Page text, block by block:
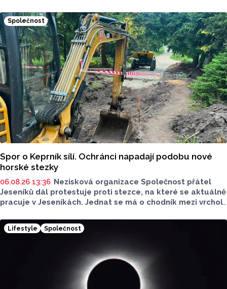
Na konci června vznikla na Facebooku stránka s názvem
Poděbrady bez závor a nelegálního parkovného, která
upozorňuje na nevyhovujcí situaci s parkováním
u oblíbeného olomouckého letoviska. Za iniciativou stojí
zastupitel města Olomouce, na jeho přání nebudeme
uvádět jeho identitu.
Společnost
Spor o Keprník sílí. Ochránci napadají podobu nové
horské stezky
06.08.26 13:36 Nezisková organizace Společnost přátel
Jeseníků dál protestuje proti stezce, na které se aktuálně
pracuje v Jeseníkách. Jednat se má o chodník mezi vrcholy
chodníku se podle odborníků příroda jen poškodí, chodník
mezi vrcholy podle nich není nutný.
Lifestyle Společnost